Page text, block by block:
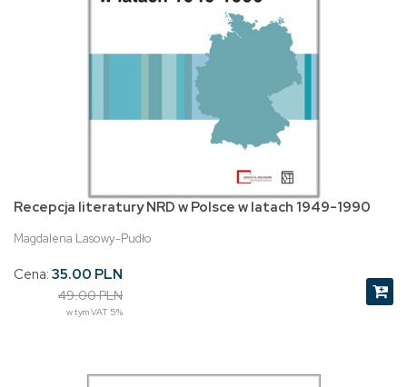
Recepcja literatury NRD w Polsce w latach 1949-1990
Magdalena Lasowy-Pudło
Cena: 35.00 PLN
49.00 PLN
w tym VAT 5%